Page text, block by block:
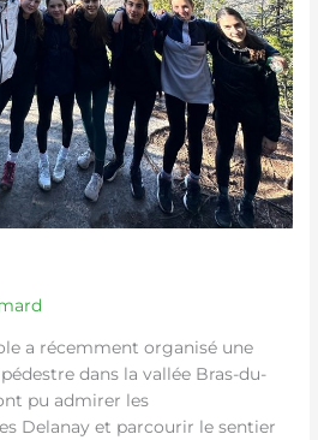
a récemment organisé une
dans la vallée Bras-du-
pu admirer les
Delanay et parcourir le sentier